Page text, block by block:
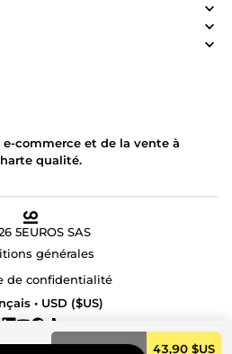
Commander 43,90 $US
commerce et de la vente à
qualité.
5EUROS SAS
générales
de confidentialité
• USD ($US)